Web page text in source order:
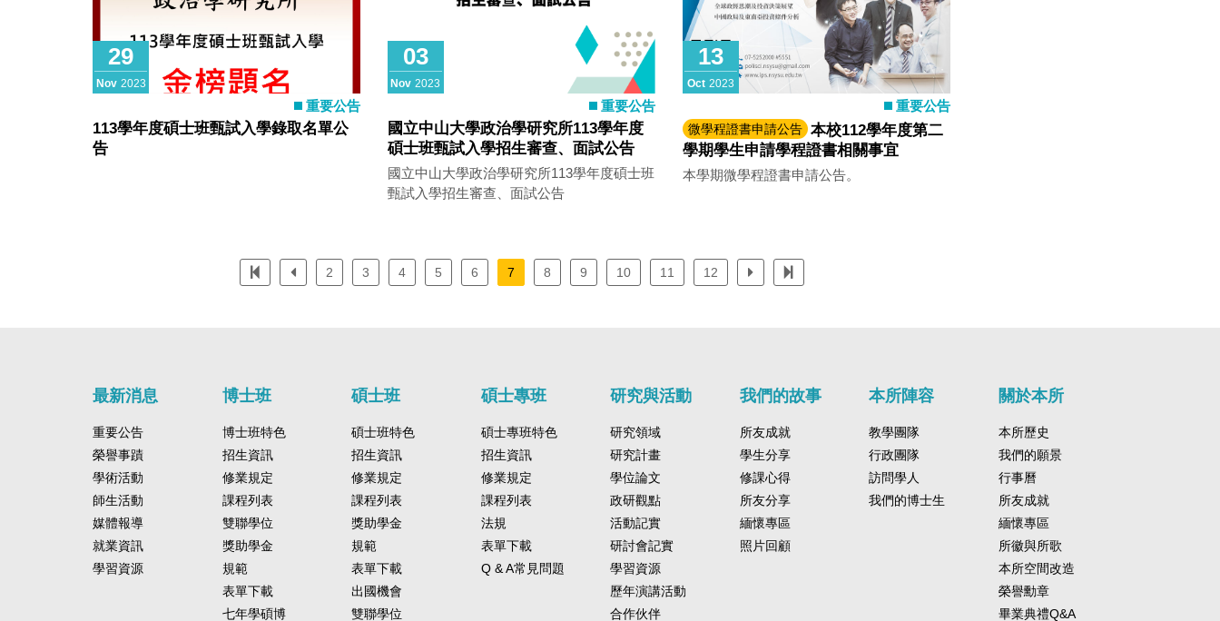
29
Nov 2023
重要公告
113學年度碩士班甄試入學錄取名單公
告
03
Nov 2023
重要公告
國立中山大學政治學研究所113學年度
碩士班甄試入學招生審查、面試公告
國立中山大學政治學研究所113學年度碩士班
甄試入學招生審查、面試公告
13
Oct 2023
重要公告
微學程證書申請公告 本校112學年度第二
學期學生申請學程證書相關事宜
本學期微學程證書申請公告。
2 3 4 5 6 7 8 9 10 11 12
最新消息
重要公告
榮譽事蹟
學術活動
師生活動
媒體報導
就業資訊
學習資源
博士班
博士班特色
招生資訊
修業規定
課程列表
雙聯學位
獎助學金
規範
表單下載
七年學碩博
碩士班
碩士班特色
招生資訊
修業規定
課程列表
獎助學金
規範
表單下載
出國機會
雙聯學位
碩士專班
碩士專班特色
招生資訊
修業規定
課程列表
法規
表單下載
Q & A常見問題
研究與活動
研究領域
研究計畫
學位論文
政研觀點
活動記實
研討會記實
學習資源
歷年演講活動
合作伙伴
我們的故事
所友成就
學生分享
修課心得
所友分享
緬懷專區
照片回顧
本所陣容
教學團隊
行政團隊
訪問學人
我們的博士生
關於本所
本所歷史
我們的願景
行事曆
所友成就
緬懷專區
所徽與所歌
本所空間改造
榮譽勳章
畢業典禮Q&A